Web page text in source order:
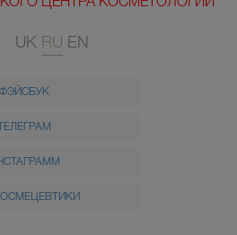
ЦЕНТРА КОСМЕТОЛОГИИ
UK RU EN